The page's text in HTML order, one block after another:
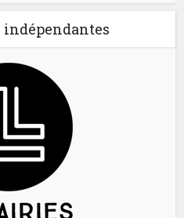
indépendantes